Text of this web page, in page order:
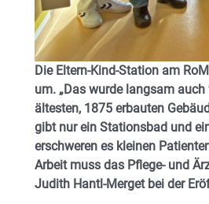
Die Eltern-Kind-Station am
um. „Das wurde langsam
ältesten, 1875 erbauten
gibt nur ein Stationsbad und
erschweren es kleinen
Arbeit muss das Pflege- und
Judith Hantl-Merget bei der